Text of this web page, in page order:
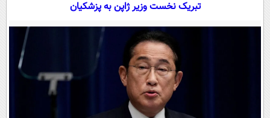
سیاسی
اقتصاد
اقتصادی
خودرو
جامعه
اجتماعی
حوادث
سلامت
ورزشی
بین الملل
سیاست خارجی
فرهنگ و هنر
تبریک نخست وزیر ژاپن به پزشکیان